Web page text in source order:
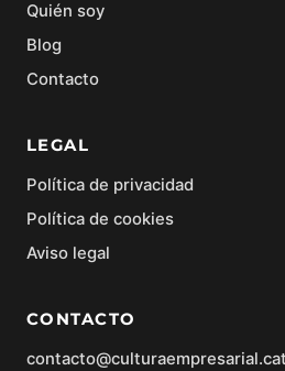
Quién soy
Blog
Contacto
LEGAL
Política de privacidad
Política de cookies
Aviso legal
CONTACTO
contacto@culturaempresarial.cat